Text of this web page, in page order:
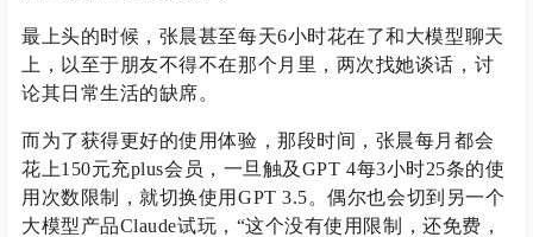
最上头的时候，张晨甚至每天6小时花在了和大模型聊天
上，以至于朋友不得不在那个月里，两次找她谈话，讨
论其日常生活的缺席。
而为了获得更好的使用体验，那段时间，张晨每月都会
花上150元充plus会员，一旦触及GPT 4每3小时25条的使
用次数限制，就切换使用GPT 3.5。偶尔也会切到另一个
大模型产品Claude试玩，“这个没有使用限制，还免费，